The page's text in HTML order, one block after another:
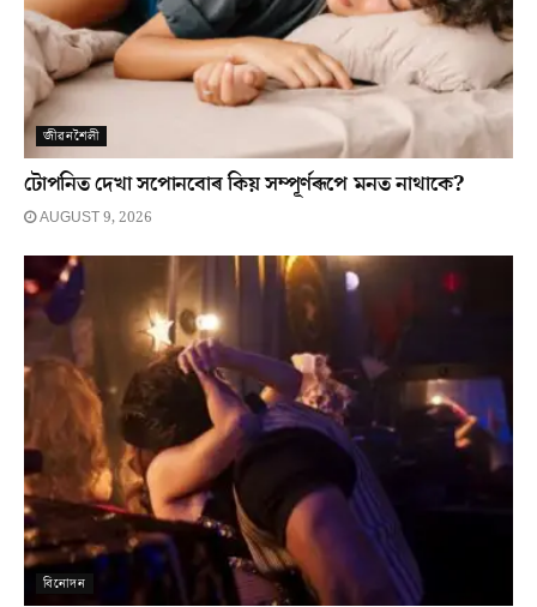
জীৱনশৈলী
টোপনিত দেখা সপোনবোৰ কিয় সম্পূৰ্ণৰূপে মনত নাথাকে?
AUGUST 9, 2026
বিনোদন